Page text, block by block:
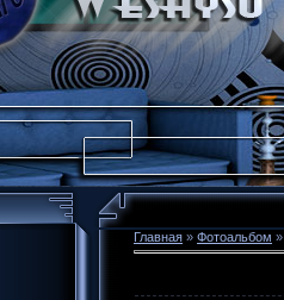
Главная » Фотоальбом »